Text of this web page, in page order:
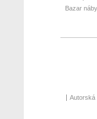
Bazar
Autorská